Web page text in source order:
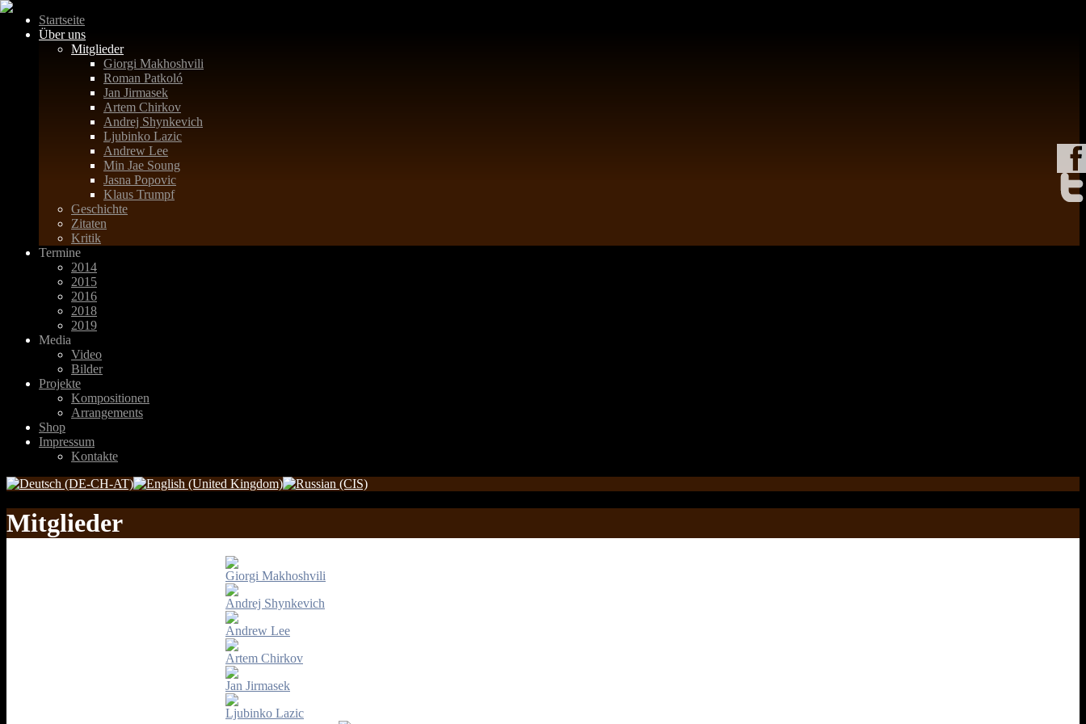
Startseite
Über uns
Mitglieder
Giorgi Makhoshvili
Roman Patkoló
Jan Jirmasek
Artem Chirkov
Andrej Shynkevich
Ljubinko Lazic
Andrew Lee
Min Jae Soung
Jasna Popovic
Klaus Trumpf
Geschichte
Zitaten
Kritik
Termine
2014
2015
2016
2018
2019
Media
Video
Bilder
Projekte
Kompositionen
Arrangements
Shop
Impressum
Kontakte
Mitglieder
Giorgi Makhoshvili
Andrej Shynkevich
Andrew Lee
Artem Chirkov
Jan Jirmasek
Ljubinko Lazic